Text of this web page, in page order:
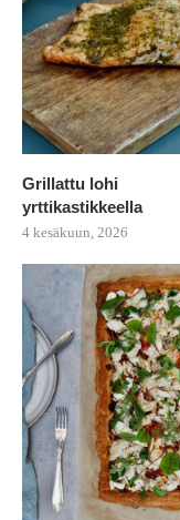
Grillattu lohi
yrttikastikkeella
4 kesäkuun, 2026